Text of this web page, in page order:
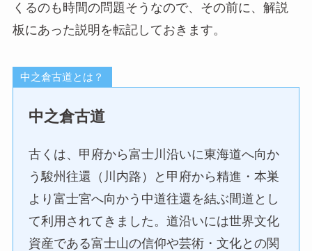
くるのも時間の問題そうなので、その前に、解説
板にあった説明を転記しておきます。
中之倉古道とは？
中之倉古道
古くは、甲府から富士川沿いに東海道へ向か
う駿州往還（川内路）と甲府から精進・本巣
より富士宮へ向かう中道往還を結ぶ間道とし
て利用されてきました。道沿いには世界文化
資産である富士山の信仰や芸術・文化との関